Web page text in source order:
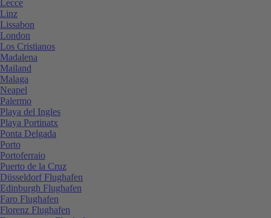
Lecce
Linz
Lissabon
London
Los Cristianos
Madalena
Mailand
Malaga
Neapel
Palermo
Playa del Ingles
Playa Portinatx
Ponta Delgada
Porto
Portoferraio
Puerto de la Cruz
Düsseldorf Flughafen
Edinburgh Flughafen
Faro Flughafen
Florenz Flughafen